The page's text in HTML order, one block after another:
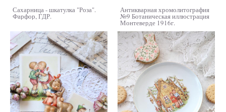
Сахарница - шкатулка "Роза".
Фарфор, ГДР.
Антикварная хромолитография
№9 Ботаническая иллюстрация
Монтеверде 1916г.